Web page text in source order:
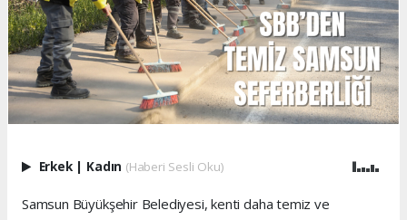
Erkek | Kadın (Haberi Sesli Oku)
Samsun Büyükşehir Belediyesi, kenti daha temiz ve